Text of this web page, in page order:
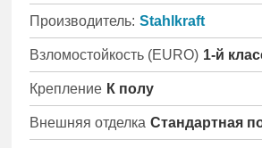
Производитель: Stahlkraft
Взломостойкость (EURO) 1-й
Крепление К полу
Внешняя отделка Стандартная